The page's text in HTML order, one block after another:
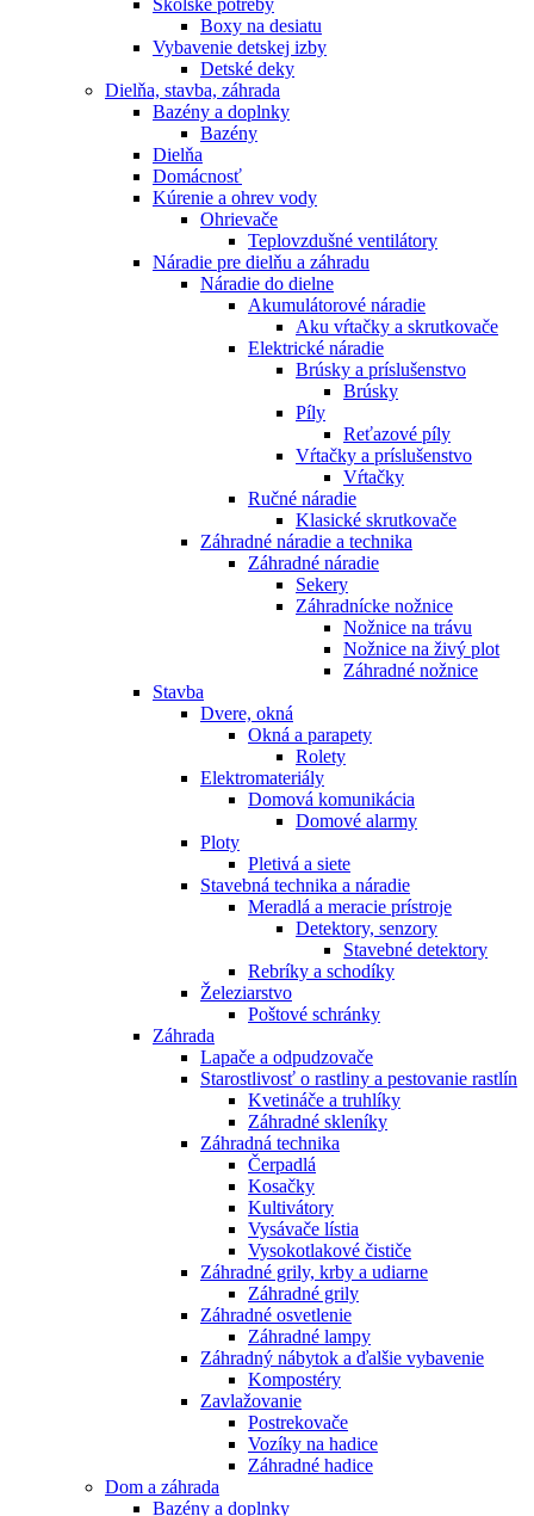
Školské potreby
Boxy na desiatu
Vybavenie detskej izby
Detské deky
Dielňa, stavba, záhrada
Bazény a doplnky
Bazény
Dielňa
Domácnosť
Kúrenie a ohrev vody
Ohrievače
Teplovzdušné ventilátory
Náradie pre dielňu a záhradu
Náradie do dielne
Akumulátorové náradie
Aku vŕtačky a skrutkovače
Elektrické náradie
Brúsky a príslušenstvo
Brúsky
Píly
Reťazové píly
Vŕtačky a príslušenstvo
Vŕtačky
Ručné náradie
Klasické skrutkovače
Záhradné náradie a technika
Záhradné náradie
Sekery
Záhradnícke nožnice
Nožnice na trávu
Nožnice na živý plot
Záhradné nožnice
Stavba
Dvere, okná
Okná a parapety
Rolety
Elektromateriály
Domová komunikácia
Domové alarmy
Ploty
Pletivá a siete
Stavebná technika a náradie
Meradlá a meracie prístroje
Detektory, senzory
Stavebné detektory
Rebríky a schodíky
Železiarstvo
Poštové schránky
Záhrada
Lapače a odpudzovače
Starostlivosť o rastliny a pestovanie rastlín
Kvetináče a truhlíky
Záhradné skleníky
Záhradná technika
Čerpadlá
Kosačky
Kultivátory
Vysávače lístia
Vysokotlakové čističe
Záhradné grily, krby a udiarne
Záhradné grily
Záhradné osvetlenie
Záhradné lampy
Záhradný nábytok a ďalšie vybavenie
Kompostéry
Zavlažovanie
Postrekovače
Vozíky na hadice
Záhradné hadice
Dom a záhrada
Bazény a doplnky